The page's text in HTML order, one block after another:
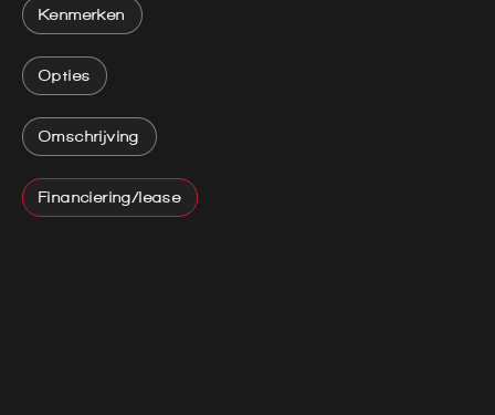
Kenmerken
Opties
Omschrijving
Financiering/lease